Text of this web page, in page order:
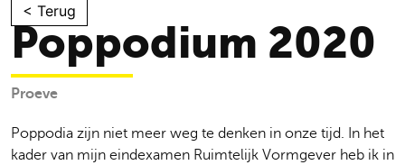
Skip
to
content
< Terug
Poppodium 2020
Proeve
Poppodia zijn niet meer weg te denken in onze tijd. In het
kader van mijn eindexamen Ruimtelijk Vormgever heb ik in